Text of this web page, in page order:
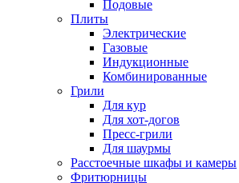
Подовые
Плиты
Электрические
Газовые
Индукционные
Комбинированные
Грили
Для кур
Для хот-догов
Пресс-грили
Для шаурмы
Расстоечные шкафы и камеры
Фритюрницы